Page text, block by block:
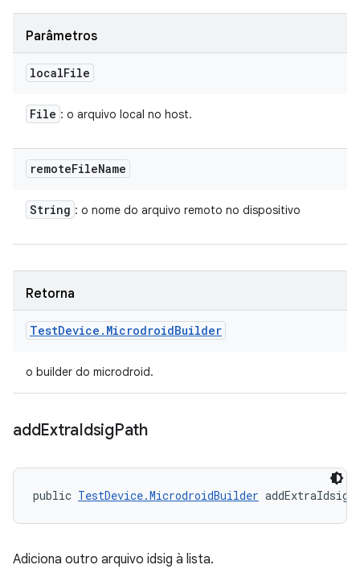
Parâmetros
localFile
File : o arquivo local no host.
remoteFileName
String : o nome do arquivo remoto no dispositivo
Retorna
TestDevice . MicrodroidBuilder
o builder do microdroid.
addExtraIdsigPath
public TestDevice.MicrodroidBuilder
Adiciona outro arquivo idsig à lista.